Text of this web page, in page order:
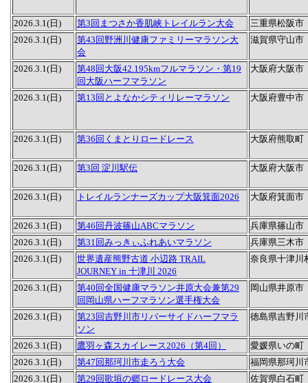
2026.3.1(日) 第3回まつさか香肌峡トレイルラン大会
三重県松阪市
2026.3.1(日)
第43回野洲川健康ファミリーマラソン大
会
滋賀県守山市
2026.3.1(日)
第48回大阪42.195kmフルマラソン・第19
回大阪ハーフマラソン
大阪府大阪市
2026.3.1(日) 第13回とよなかシティリレーマラソン 大阪府豊中市
2026.3.1(日) 第36回くまとりロードレース 大阪府熊取町
2026.3.1(日) 第3回 淀川駅伝 大阪府大阪市
2026.3.1(日) トレイルランナーズカップ大阪箕面2026 大阪府箕面市
2026.3.1(日) 第46回丹波篠山ABCマラソン
兵庫県篠山市
2026.3.1(日)
第31回みっきぃふれあいマラソン
兵庫県三木市
2026.3.1(日)
世界遺産熊野古道 小辺路 TRAIL
JOURNEY in 十津川 2026
奈良県十津川
2026.3.1(日)
第40回全国健康マラソン井原大会兼第29
回岡山県ハーフマラソン選手権大会
岡山県井原市
2026.3.1(日)
第23回吉野川市リバーサイドハーフマラ
ソン
徳島県吉野川
2026.3.1(日) 鷹羽ヶ森スカイレース2026（第4回）
愛媛県いの町
2026.3.1(日)
第47回那珂川市走ろう大会
福岡県那珂川
2026.3.1(日)
第29回歌垣の郷ロードレース大会
佐賀県白石町